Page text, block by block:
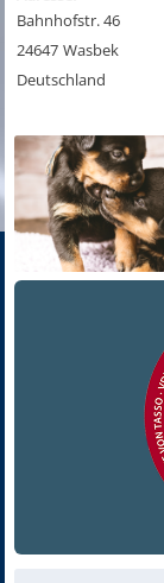
Bahnhofstr. 46
24647 Wasbek
Deutschland